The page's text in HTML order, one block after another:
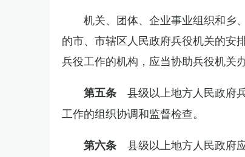
机关、团体、企业事业组织和乡
的市、市辖区人民政府兵役机关的安
兵役工作的机构，应当协助兵役机关
第五条 县级以上地方人民政府
工作的组织协调和监督检查。
第六条 县级以上地方人民政府